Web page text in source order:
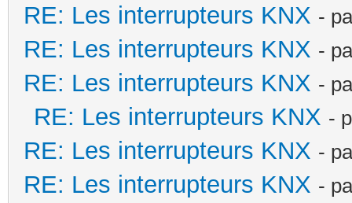
RE: Les interrupteurs KNX -
RE: Les interrupteurs KNX -
RE: Les interrupteurs KNX -
RE: Les interrupteurs KNX -
RE: Les interrupteurs KNX -
RE: Les interrupteurs KNX -